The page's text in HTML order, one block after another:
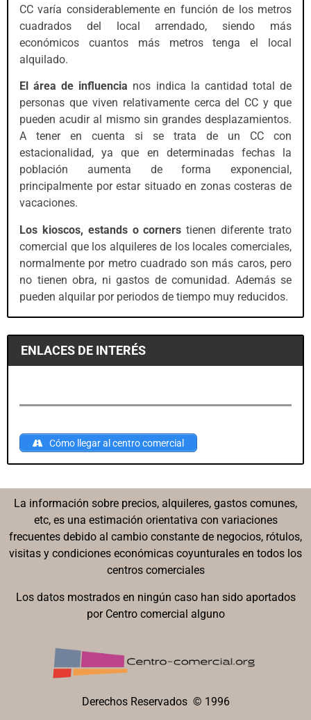
CC varía considerablemente en función de los metros
cuadrados del local arrendado, siendo más
económicos cuantos más metros tenga el local
alquilado.
El área de influencia nos indica la cantidad total de
personas que viven relativamente cerca del CC y que
pueden acudir al mismo sin grandes desplazamientos.
A tener en cuenta si se trata de un CC con
estacionalidad, ya que en determinadas fechas la
población aumenta de forma exponencial,
principalmente por estar situado en zonas costeras de
vacaciones.
Los kioscos, estands o corners tienen diferente trato
comercial que los alquileres de los locales comerciales,
normalmente por metro cuadrado son más caros, pero
no tienen obra, ni gastos de comunidad. Además se
pueden alquilar por periodos de tiempo muy reducidos.
ENLACES DE INTERÉS
Cómo llegar al centro comercial
La información sobre precios, alquileres, gastos comunes,
etc, es una estimación orientativa con variaciones
frecuentes debido al cambio constante de negocios, rótulos,
visitas y condiciones económicas coyunturales en todos los
centros comerciales
Los datos mostrados en ningún caso han sido aportados
por Centro comercial alguno
Derechos Reservados © 1996